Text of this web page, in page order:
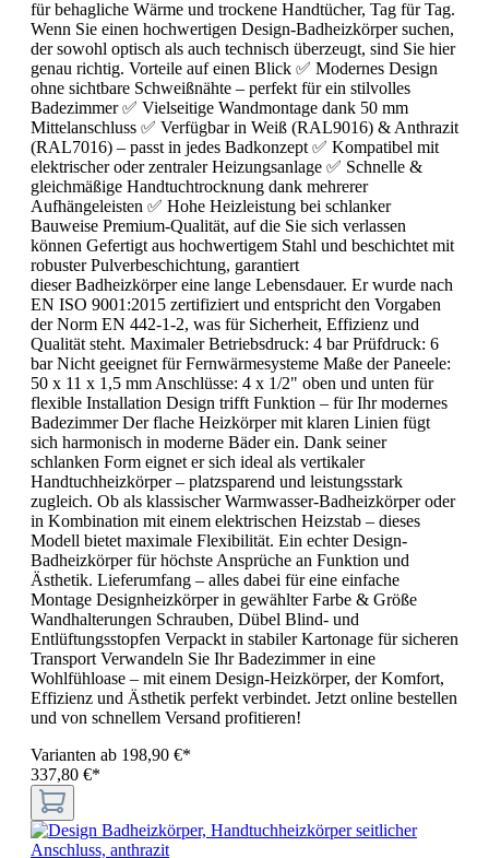
für behagliche Wärme und trockene Handtücher, Tag für Tag.
Wenn Sie einen hochwertigen Design-Badheizkörper suchen,
der sowohl optisch als auch technisch überzeugt, sind Sie hier
genau richtig. Vorteile auf einen Blick ✅ Modernes Design
ohne sichtbare Schweißnähte – perfekt für ein stilvolles
Badezimmer ✅ Vielseitige Wandmontage dank 50 mm
Mittelanschluss ✅ Verfügbar in Weiß (RAL9016) & Anthrazit
(RAL7016) – passt in jedes Badkonzept ✅ Kompatibel mit
elektrischer oder zentraler Heizungsanlage ✅ Schnelle &
gleichmäßige Handtuchtrocknung dank mehrerer
Aufhängeleisten ✅ Hohe Heizleistung bei schlanker
Bauweise Premium-Qualität, auf die Sie sich verlassen
können Gefertigt aus hochwertigem Stahl und beschichtet mit
robuster Pulverbeschichtung, garantiert
dieser Badheizkörper eine lange Lebensdauer. Er wurde nach
EN ISO 9001:2015 zertifiziert und entspricht den Vorgaben
der Norm EN 442-1-2, was für Sicherheit, Effizienz und
Qualität steht. Maximaler Betriebsdruck: 4 bar Prüfdruck: 6
bar Nicht geeignet für Fernwärmesysteme Maße der Paneele:
50 x 11 x 1,5 mm Anschlüsse: 4 x 1/2" oben und unten für
flexible Installation Design trifft Funktion – für Ihr modernes
Badezimmer Der flache Heizkörper mit klaren Linien fügt
sich harmonisch in moderne Bäder ein. Dank seiner
schlanken Form eignet er sich ideal als vertikaler
Handtuchheizkörper – platzsparend und leistungsstark
zugleich. Ob als klassischer Warmwasser-Badheizkörper oder
in Kombination mit einem elektrischen Heizstab – dieses
Modell bietet maximale Flexibilität. Ein echter Design-
Badheizkörper für höchste Ansprüche an Funktion und
Ästhetik. Lieferumfang – alles dabei für eine einfache
Montage Designheizkörper in gewählter Farbe & Größe
Wandhalterungen Schrauben, Dübel Blind- und
Entlüftungsstopfen Verpackt in stabiler Kartonage für sicheren
Transport Verwandeln Sie Ihr Badezimmer in eine
Wohlfühloase – mit einem Design-Heizkörper, der Komfort,
Effizienz und Ästhetik perfekt verbindet. Jetzt online bestellen
und von schnellem Versand profitieren!
Varianten ab 198,90 €*
337,80 €*